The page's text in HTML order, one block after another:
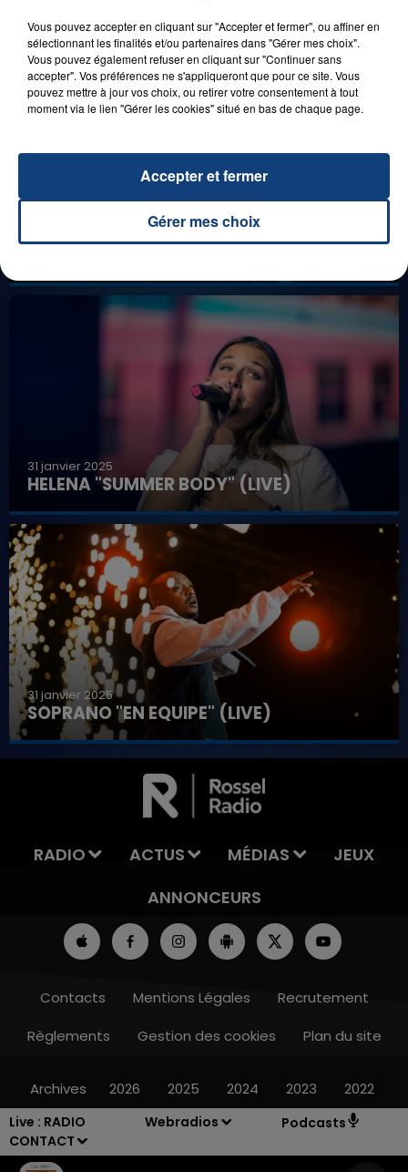
Live : RADIO
CONTACT
Webradios Podcasts
LA TEAM DU WEEK-END
LES LIVES
31 janvier 2025
31 janvier 2025
HELENA "SUMMER BODY" (LIVE)
31 janvier 2025
SOPRANO "EN EQUIPE" (LIVE)
RADIO ACTUS MÉDIAS
JEUX
ANNONCEURS
Contacts Mentions Légales
Recrutement
Règlements
Gestion des cookies Plan du site
Archives 2026 2025 2024 2023 2022
Vous pouvez accepter en cliquant sur "Accepter et fermer", ou affiner en
sélectionnant les finalités et/ou partenaires dans "Gérer mes choix".
Vous pouvez également refuser en cliquant sur "Continuer sans
accepter". Vos préférences ne s'appliqueront que pour ce site. Vous
pouvez mettre à jour vos choix, ou retirer votre consentement à tout
moment via le lien "Gérer les cookies" situé en bas de chaque page.
Gérer mes choix
Accepter et fermer